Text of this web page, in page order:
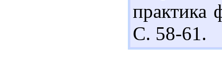
С. 58-61.